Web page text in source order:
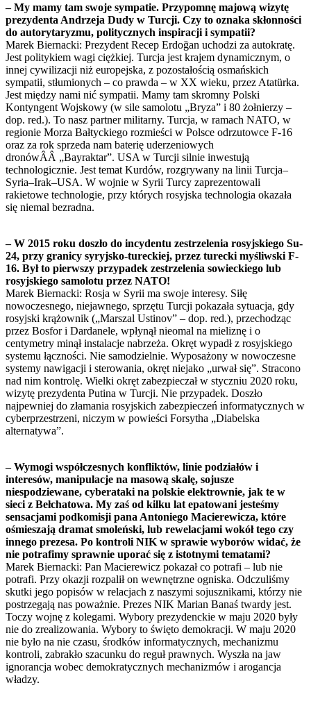
– My mamy tam swoje sympatie. Przypomnę majową wizytę
prezydenta Andrzeja Dudy w Turcji. Czy to oznaka skłonności
do autorytaryzmu, politycznych inspiracji i sympatii?
Marek Biernacki: Prezydent Recep Erdoğan uchodzi za autokratę.
Jest politykiem wagi ciężkiej. Turcja jest krajem dynamicznym, o
innej cywilizacji niż europejska, z pozostałością osmańskich
sympatii, stłumionych – co prawda – w XX wieku, przez Atatürka.
Jest między nami nić sympatii. Mamy tam skromny Polski
Kontyngent Wojskowy (w sile samolotu „Bryza” i 80 żołnierzy –
dop. red.). To nasz partner militarny. Turcja, w ramach NATO, w
regionie Morza Bałtyckiego rozmieści w Polsce odrzutowce F-16
oraz za rok sprzeda nam baterię uderzeniowych
dronówÂÂ „Bayraktar”. USA w Turcji silnie inwestują
technologicznie. Jest temat Kurdów, rozgrywany na linii Turcja–
Syria–Irak–USA. W wojnie w Syrii Turcy zaprezentowali
rakietowe technologie, przy których rosyjska technologia okazała
się niemal bezradna.
– W 2015 roku doszło do incydentu zestrzelenia rosyjskiego Su-
24, przy granicy syryjsko-tureckiej, przez turecki myśliwski F-
16. Był to pierwszy przypadek zestrzelenia sowieckiego lub
rosyjskiego samolotu przez NATO!
Marek Biernacki: Rosja w Syrii ma swoje interesy. Siłę
nowoczesnego, niejawnego, sprzętu Turcji pokazała sytuacja, gdy
rosyjski krążownik („Marszal Ustinov” – dop. red.), przechodząc
przez Bosfor i Dardanele, wpłynął nieomal na mieliznę i o
centymetry minął instalacje nabrzeża. Okręt wypadł z rosyjskiego
systemu łączności. Nie samodzielnie. Wyposażony w nowoczesne
systemy nawigacji i sterowania, okręt niejako „urwał się”. Stracono
nad nim kontrolę. Wielki okręt zabezpieczał w styczniu 2020 roku,
wizytę prezydenta Putina w Turcji. Nie przypadek. Doszło
najpewniej do złamania rosyjskich zabezpieczeń informatycznych w
cyberprzestrzeni, niczym w powieści Forsytha „Diabelska
alternatywa”.
– Wymogi współczesnych konfliktów, linie podziałów i
interesów, manipulacje na masową skalę, sojusze
niespodziewane, cyberataki na polskie elektrownie, jak te w
sieci z Bełchatowa. My zaś od kilku lat epatowani jesteśmy
sensacjami podkomisji pana Antoniego Macierewicza, które
ośmieszają dramat smoleński, lub rewelacjami wokół tego czy
innego prezesa. Po kontroli NIK w sprawie wyborów widać, że
nie potrafimy sprawnie uporać się z istotnymi tematami?
Marek Biernacki: Pan Macierewicz pokazał co potrafi – lub nie
potrafi. Przy okazji rozpalił on wewnętrzne ogniska. Odczuliśmy
skutki jego popisów w relacjach z naszymi sojusznikami, którzy nie
postrzegają nas poważnie. Prezes NIK Marian Banaś twardy jest.
Toczy wojnę z kolegami. Wybory prezydenckie w maju 2020 były
nie do zrealizowania. Wybory to święto demokracji. W maju 2020
nie było na nie czasu, środków informatycznych, mechanizmu
kontroli, zabrakło szacunku do reguł prawnych. Wyszła na jaw
ignorancja wobec demokratycznych mechanizmów i arogancja
władzy.